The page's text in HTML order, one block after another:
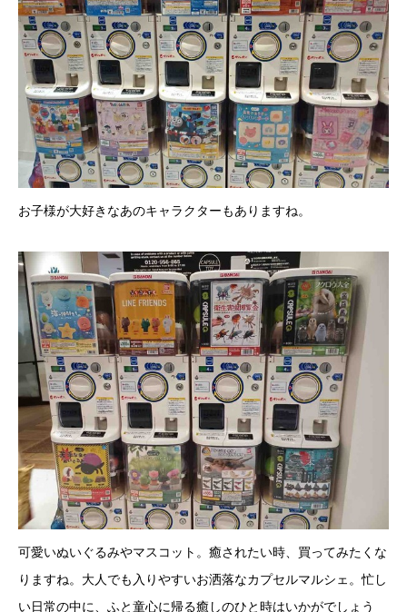
お子様が大好きなあのキャラクターもありますね。
可愛いぬいぐるみやマスコット。癒されたい時、買ってみたくな
りますね。大人でも入りやすいお洒落なカプセルマルシェ。忙し
い日常の中に、ふと童心に帰る癒しのひと時はいかがでしょう